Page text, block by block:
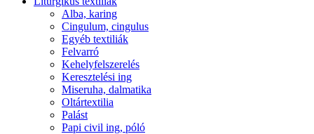
Alba, karing
Cingulum, cingulus
Egyéb textiliák
Felvarró
Kehelyfelszerelés
Keresztelési ing
Miseruha, dalmatika
Oltártextilia
Palást
Papi civil ing, póló